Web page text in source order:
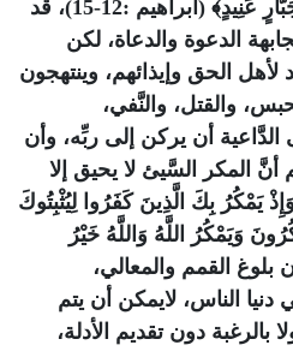
(14)وَاسْتَفْتَحُوا وَخَابَ كُلُّ جَبَّارٍ عَنِيدٍ﴾ (ابراهيم :12-15)، قد
الدعوة والدعاة، لكن
الحق وإيذائهم، وينتهجون
والقتل، والنَّفي،
أن يركن إلى ربِّه، وأن
أنَّ المكر السَّيئ لا يحيق إلا
يَمْكُرُ بِكَ الَّذِينَ كَفَرُوا لِيُثْبِتُوكَ
وَيَمْكُرُ اللَّهُ وَاللَّهُ خَيْرُ
" (الأنفال: 30)، إن بلوغ القمم والمعالي،
دنيا الناس، لايمكن أن يتم
بالرغبة دون تقديم الأدلة،